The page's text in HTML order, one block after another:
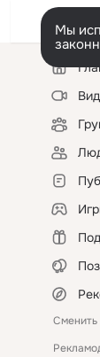
Мы
Левая
колонка
Сменить